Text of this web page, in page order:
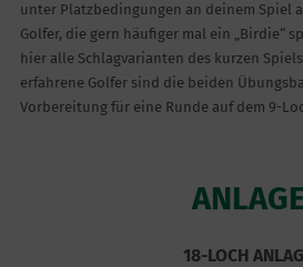
unter Platzbedingungen an deinem Spiel
Golfer, die gern häufiger mal ein „Birdie“
hier alle Schlagvarianten des kurzen
erfahrene Golfer sind die beiden
Vorbereitung für eine Runde auf dem 9-
ANLAGE
18-LOCH